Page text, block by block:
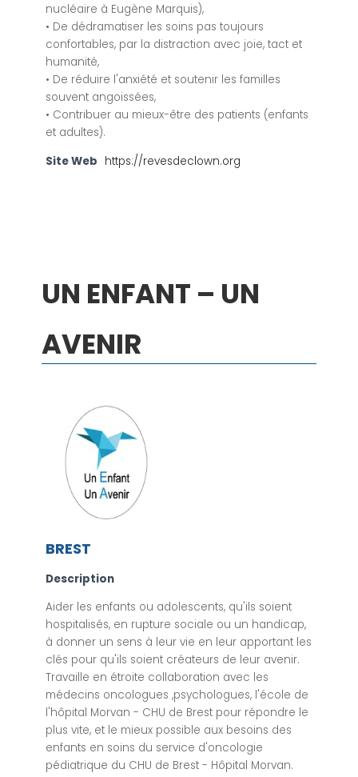
nucléaire à Eugène Marquis),
• De dédramatiser les soins pas toujours
confortables, par la distraction avec joie, tact et
humanité,
• De réduire l'anxiété et soutenir les familles
souvent angoissées,
• Contribuer au mieux-être des patients (enfants
et adultes).
Site Web https://revesdeclown.org
UN ENFANT – UN
AVENIR
BREST
Description
Aider les enfants ou adolescents, qu'ils soient
hospitalisés, en rupture sociale ou un handicap,
à donner un sens à leur vie en leur apportant les
clés pour qu'ils soient créateurs de leur avenir.
Travaille en étroite collaboration avec les
médecins oncologues ,psychologues, l'école de
l'hôpital Morvan - CHU de Brest pour répondre le
plus vite, et le mieux possible aux besoins des
enfants en soins du service d'oncologie
pédiatrique du CHU de Brest - Hôpital Morvan.